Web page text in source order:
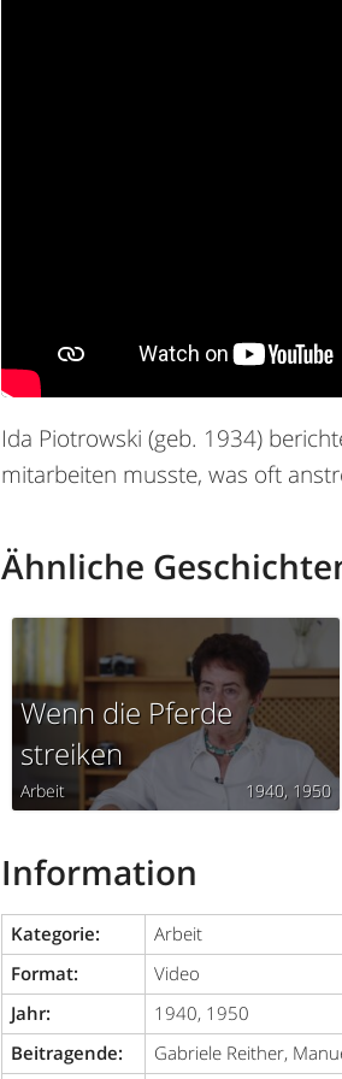
Ida Piotrowski (geb. 1934)
mitarbeiten musste, was oft
Ähnliche
Wenn die Pferde
streiken
Arbeit 1940 1950
Information
Kategorie:
Arbeit
Format:
Video
Jahr:
1940, 1950
Beitragende:
Gabriele Reither,